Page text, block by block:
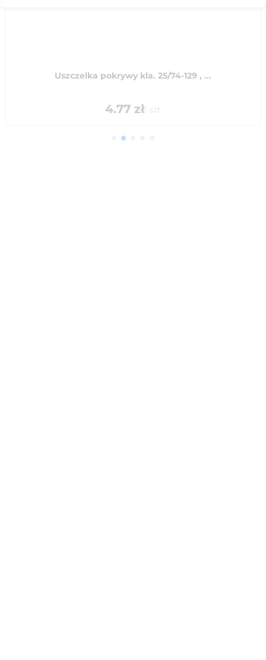
Uszczelka pokrywy kla. 25/74-129 , ...
4.77 zł/ szt